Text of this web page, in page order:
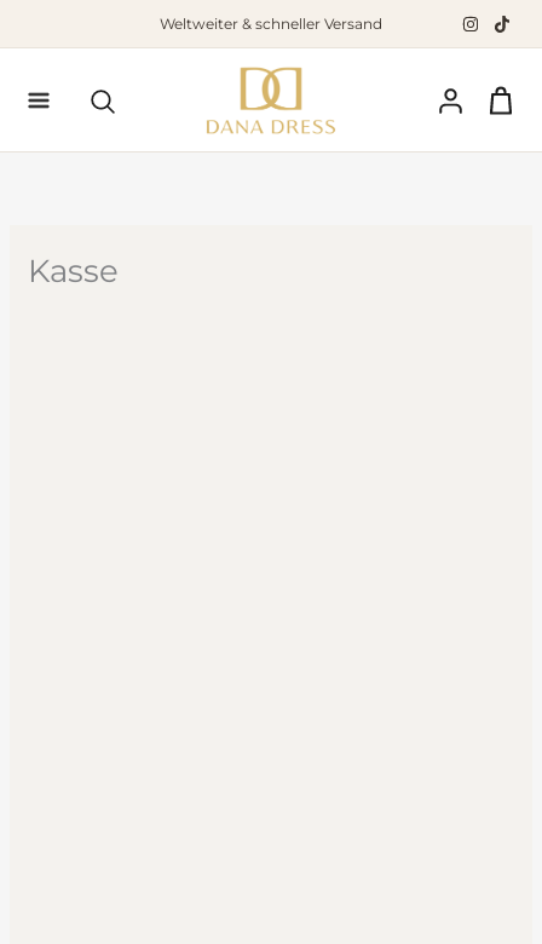
Weltweiter & schneller Versand
Suchen
Kasse